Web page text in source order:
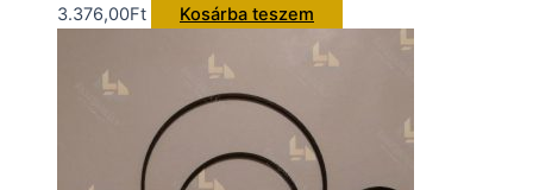
3.376,00Ft Kosárba teszem